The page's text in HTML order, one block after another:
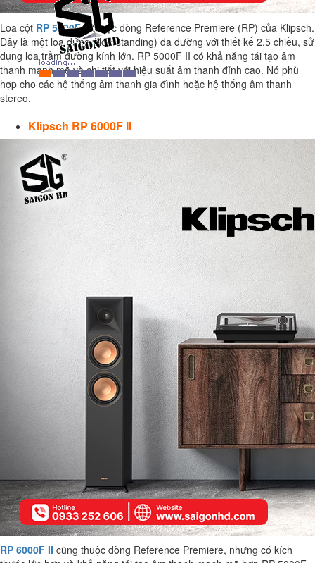
Loa cột RP 5000F II thuộc dòng Reference Premiere (RP) của Klipsch.
Đây là một loa đứng (floorstanding) đa đường với thiết kế 2.5 chiều, sử
dụng loa trầm đường kính lớn. RP 5000F II có khả năng tái tạo âm
thanh mạnh mẽ và chi tiết với hiệu suất âm thanh đỉnh cao. Nó phù
hợp cho các hệ thống âm thanh gia đình hoặc hệ thống âm thanh
stereo.
Klipsch RP 6000F II
RP 6000F II cũng thuộc dòng Reference Premiere, nhưng có kích